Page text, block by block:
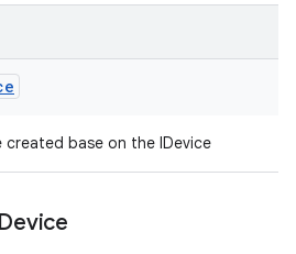
created base on the IDevice